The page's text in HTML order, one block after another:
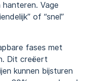
Vage
of “snel”
fases met
Dit creëert
kunnen bijsturen